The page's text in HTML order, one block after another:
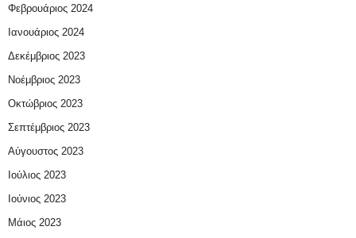
Φεβρουάριος 2024
Ιανουάριος 2024
Δεκέμβριος 2023
Νοέμβριος 2023
Οκτώβριος 2023
Σεπτέμβριος 2023
Αύγουστος 2023
Ιούλιος 2023
Ιούνιος 2023
Μάιος 2023